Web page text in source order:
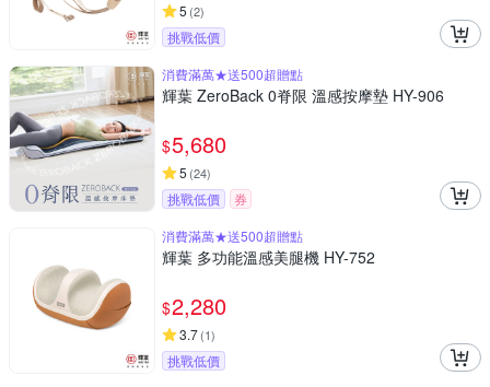
5 (2)
挑戰低價
消費滿萬★送500超贈點
輝葉 ZeroBack 0脊限 溫感按摩墊 HY-906
$5,680
5 (24)
挑戰低價
券
消費滿萬★送500超贈點
輝葉 多功能溫感美腿機 HY-752
$2,280
3.7(1)
挑戰低價